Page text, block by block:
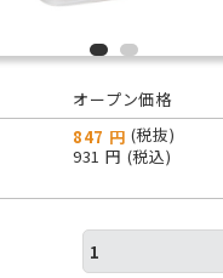
オープン価格
847 円 (税抜)
931 円 (税込)